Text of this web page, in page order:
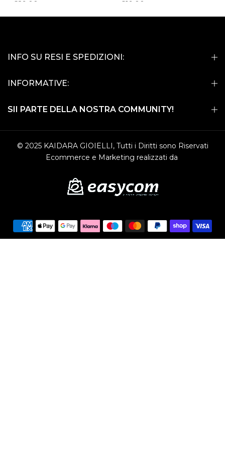
€29.00 €19.00
INFO SU RESI E SPEDIZIONI:
INFORMATIVE:
SII PARTE DELLA NOSTRA COMMUNITY!
© 2025 KAIDARA GIOIELLI, Tutti i Diritti sono Riservati
Ecommerce e Marketing realizzati da